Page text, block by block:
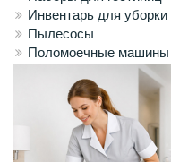
Инвентарь для уборки
Пылесосы
Поломоечные машины